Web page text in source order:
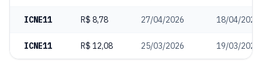
ICNE11 R$ 8,78 27/04/2026 18/04/2026
ICNE11 R$ 12,08 25/03/2026 19/03/2026